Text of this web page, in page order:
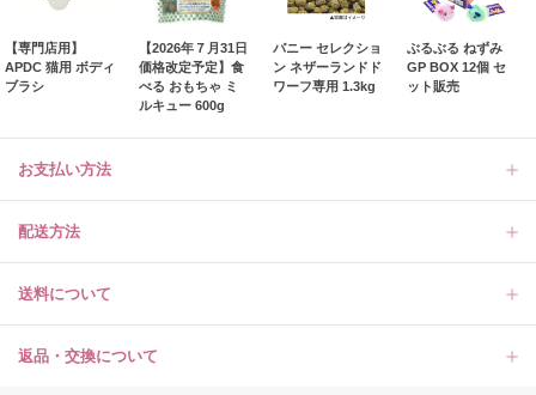
【専門店用】
APDC 猫用 ボディ
ブラシ
【2026年７月31日
価格改定予定】食
べる おもちゃ ミ
ルキュー 600g
バニー セレクショ
ン ネザーランドド
ワーフ専用 1.3kg
ぶるぶる ねずみ
GP BOX 12個 セ
ット販売
お支払い方法
配送方法
送料について
返品・交換について